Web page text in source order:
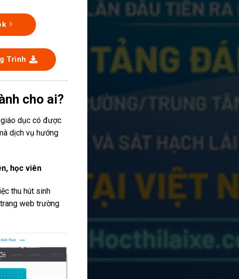
Trình
cho ai?
giáo dục có được
dịch vụ hướng
học viên
thu hút sinh
web trường